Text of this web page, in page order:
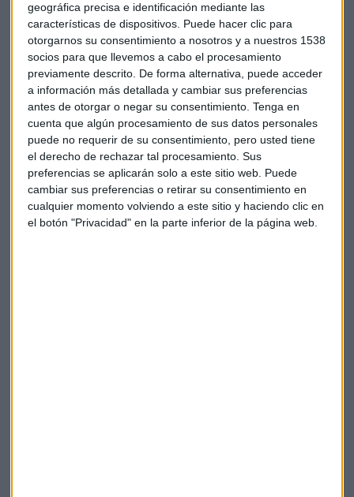
geográfica precisa e identificación mediante las
características de dispositivos. Puede hacer clic para
otorgarnos su consentimiento a nosotros y a nuestros 1538
socios para que llevemos a cabo el procesamiento
previamente descrito. De forma alternativa, puede acceder
a información más detallada y cambiar sus preferencias
antes de otorgar o negar su consentimiento. Tenga en
cuenta que algún procesamiento de sus datos personales
puede no requerir de su consentimiento, pero usted tiene
el derecho de rechazar tal procesamiento. Sus
preferencias se aplicarán solo a este sitio web. Puede
cambiar sus preferencias o retirar su consentimiento en
cualquier momento volviendo a este sitio y haciendo clic en
el botón "Privacidad" en la parte inferior de la página web.
Por su parte, en la franja asiática, el lunes ha despertado
con los datos dePMI en Chinaque han salido "bastante
bien". YArabia Saudíha decidido recortar la producción en
un billón debarrilesdiarios.
En contra a esta última decisión, se encuentran países
comoRusia , reticentes a cortar la producción porque"es
su principal fuente de ingresos".
Finalmente, en lazona Eurotendremos esta semana el
Índice Sentix, el PMI de servicios o la venta de minoristas.